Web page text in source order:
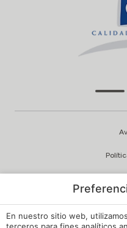
Política de
En nuestro sitio web,